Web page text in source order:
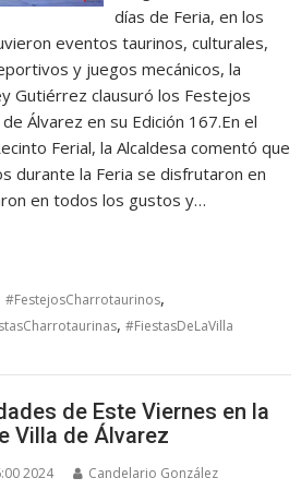
días de Feria, en los
eventos taurinos, culturales,
y juegos mecánicos, la
Gutiérrez clausuró los Festejos
Álvarez en su Edición 167.En el
Ferial, la Alcaldesa comentó que
durante la Feria se disfrutaron en
en todos los gustos y…
#FestejosCharrotaurinos,
,#FiestasDeLaVilla
de Este Viernes en la
Villa de Álvarez
2024 Candelario González